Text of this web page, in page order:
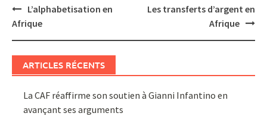
Post
navigation
L’alphabetisation en
Afrique
Les transferts d’argent en
Afrique
ARTICLES RÉCENTS
La CAF réaffirme son soutien à Gianni Infantino en
avançant ses arguments